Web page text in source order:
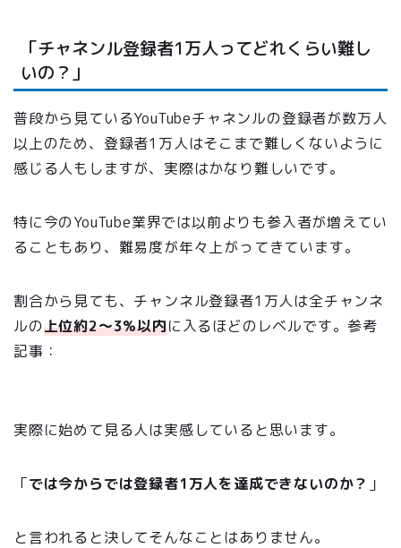
「チャネンル登録者1万人ってどれくらい難し
いの？」
普段から見ているYouTubeチャネンルの登録者が数万人
以上のため、登録者1万人はそこまで難しくないように
感じる人もしますが、実際はかなり難しいです。
特に今のYouTube業界では以前よりも参入者が増えてい
ることもあり、難易度が年々上がってきています。
割合から見ても、チャンネル登録者1万人は全チャンネ
ルの上位約2〜3%以内に入るほどのレベルです。参考
記事：
実際に始めて見る人は実感していると思います。
「では今からでは登録者1万人を達成できないのか？ 」
と言われると決してそんなことはありません。